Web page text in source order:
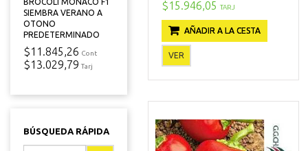
SIEMBRA VERANO A
OTONO
PREDETERMINADO
$11.845,26 Cont
$13.029,79 Tarj
BÚSQUEDA RÁPIDA
$15.946,05 TARJ
AÑADIR A LA CESTA
VER